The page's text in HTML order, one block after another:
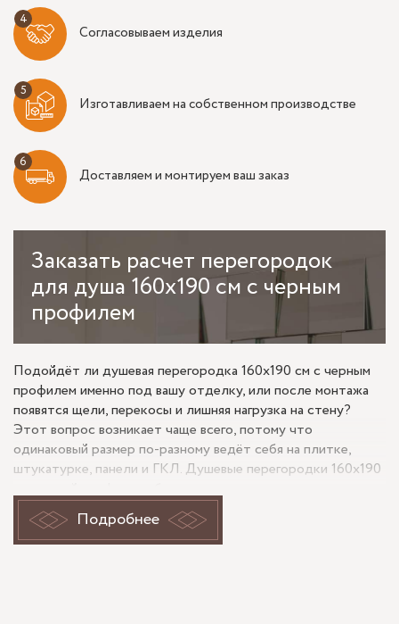
Согласовываем изделия
Изготавливаем на собственном производстве
Доставляем и монтируем ваш заказ
Заказать расчет перегородок
для душа 160х190 см с черным
профилем
Подойдёт ли душевая перегородка 160х190 см с черным
профилем именно под вашу отделку, или после монтажа
появятся щели, перекосы и лишняя нагрузка на стену?
Этот вопрос возникает чаще всего, потому что
одинаковый размер по-разному ведёт себя на плитке,
штукатурке, панели и ГКЛ. Душевые перегородки 160х190
зависит от основания, геометрии ниши, способа крепления
и того, как стекло сочетается с покрытием. Для такой
длины и высоты особенно заметны отклонения стен, а
Подробнее